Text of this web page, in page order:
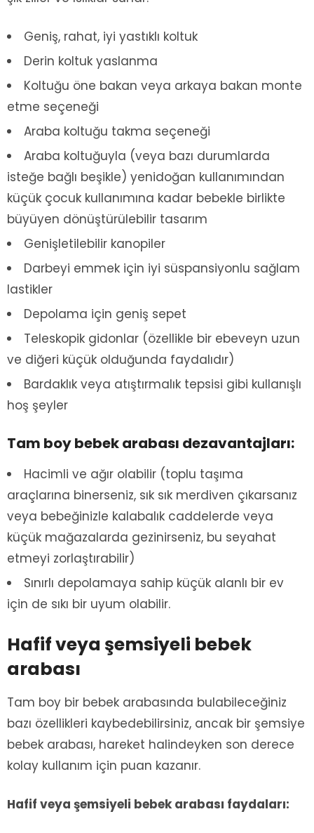
Geniş, rahat, iyi yastıklı koltuk
Derin koltuk yaslanma
Koltuğu öne bakan veya arkaya bakan monte
etme seçeneği
Araba koltuğu takma seçeneği
Araba koltuğuyla (veya bazı durumlarda
isteğe bağlı beşikle) yenidoğan kullanımından
küçük çocuk kullanımına kadar bebekle birlikte
büyüyen dönüştürülebilir tasarım
Genişletilebilir kanopiler
Darbeyi emmek için iyi süspansiyonlu sağlam
lastikler
Depolama için geniş sepet
Teleskopik gidonlar (özellikle bir ebeveyn uzun
ve diğeri küçük olduğunda faydalıdır)
Bardaklık veya atıştırmalık tepsisi gibi kullanışlı
hoş şeyler
Tam boy bebek arabası dezavantajları:
Hacimli ve ağır olabilir (toplu taşıma
araçlarına binerseniz, sık sık merdiven çıkarsanız
veya bebeğinizle kalabalık caddelerde veya
küçük mağazalarda gezinirseniz, bu seyahat
etmeyi zorlaştırabilir)
Sınırlı depolamaya sahip küçük alanlı bir ev
için de sıkı bir uyum olabilir.
Hafif veya şemsiyeli bebek
arabası
Tam boy bir bebek arabasında bulabileceğiniz
bazı özellikleri kaybedebilirsiniz, ancak bir şemsiye
bebek arabası, hareket halindeyken son derece
kolay kullanım için puan kazanır.
Hafif veya şemsiyeli bebek arabası faydaları: